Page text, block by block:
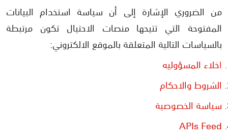
من الضروري الإشارة إلى أن سياسة استخدام البيانات
المفتوحة التي تتيحها منصات الاحتيال تكون مرتبطة
بالسياسات التالية المتعلقة بالموقع الالكتروني:
اخلاء المسؤوليه
الشروط والاحكام
سياسة الخصوصية
APIs Feed